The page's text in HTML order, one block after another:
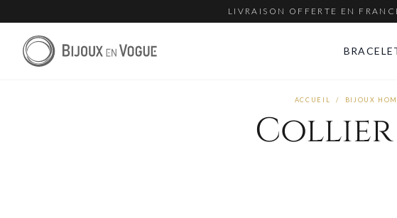
LIVRAISON OFFERTE EN
ACCUEIL / BIJOUX
Collier